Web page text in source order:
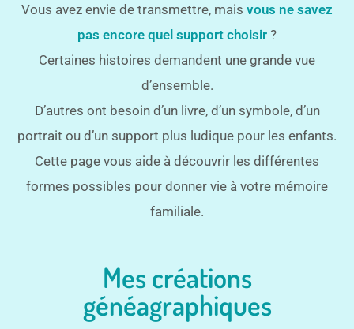
Vous avez envie de transmettre, mais vous ne savez
pas encore quel support choisir ?
Certaines histoires demandent une grande vue
d’ensemble.
D’autres ont besoin d’un livre, d’un symbole, d’un
portrait ou d’un support plus ludique pour les enfants.
Cette page vous aide à découvrir les différentes
formes possibles pour donner vie à votre mémoire
familiale.
Mes créations
généagraphiques